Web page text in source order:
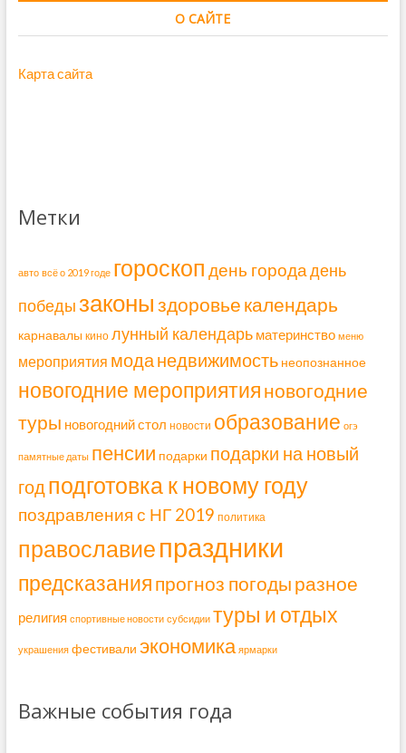
О САЙТЕ
Карта сайта
Метки
авто всё о 2019 годе гороскоп день городадень
победызаконыздоровье календарь
карнавалы кино лунный календарь материнство меню
мероприятия моданедвижимость неопознанное
новогодние мероприятия новогодние
туры новогодний стол новости образование огэ
памятные даты пенсии подарки подарки на новый
год подготовка к новому году
поздравления с НГ 2019 политика
православие праздники
предсказанияпрогноз погоды разное
религия спортивные новости субсидии туры и отдых
украшения фестивали экономика ярмарки
Важные события года